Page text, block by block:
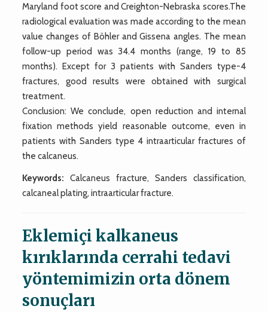
Maryland foot score and Creighton-Nebraska scores.The
radiological evaluation was made according to the mean
value changes of Böhler and Gissena angles. The mean
follow-up period was 34.4 months (range, 19 to 85
months). Except for 3 patients with Sanders type-4
fractures, good results were obtained with surgical
treatment.
Conclusion: We conclude, open reduction and internal
fixation methods yield reasonable outcome, even in
patients with Sanders type 4 intraarticular fractures of
the calcaneus.
Keywords: Calcaneus fracture, Sanders classification,
calcaneal plating, intraarticular fracture.
Eklemiçi kalkaneus
kırıklarında cerrahi tedavi
yöntemimizin orta dönem
sonuçları